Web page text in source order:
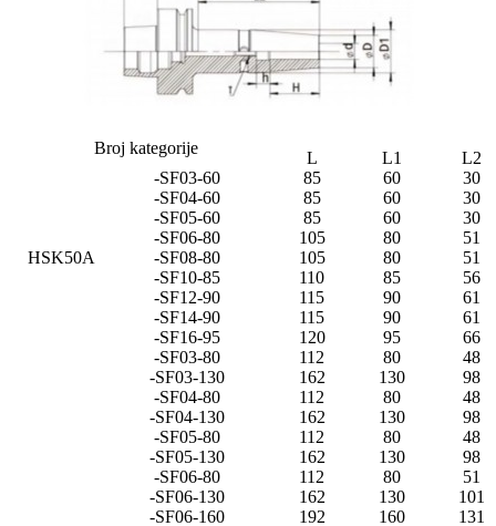
Broj kategorije
L L1 L2
HSK50A
-SF03-60 85 60
30
-SF04-60
85 60
30
-SF05-60
85 60
30
-SF06-80
105 80
51
-SF08-80
105 80
51
-SF10-85
110 85
56
-SF12-90
115 90
61
-SF14-90
115 90
61
-SF16-95
120 95 66
-SF03-80 112 80
48
-SF03-130
162 130
98
-SF04-80
112 80
48
-SF04-130
162 130
98
-SF05-80
112 80
48
-SF05-130
162 130
98
-SF06-80
112 80
51
-SF06-130
162 130
101
-SF06-160
192 160
131